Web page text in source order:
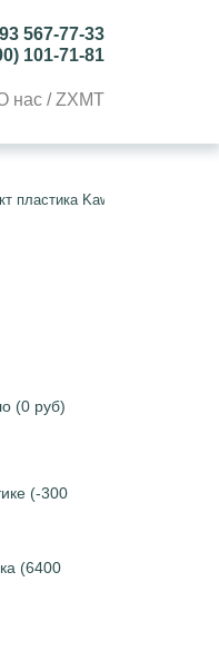
567-77-33
101-71-81
нас / ZXMT
пластика Kawasaki Z1000
(0 руб)
(-300
(6400